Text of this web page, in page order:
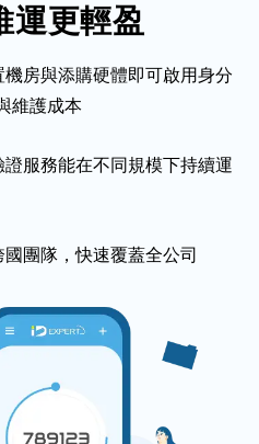
運更輕盈
房與添購硬體即可啟用身分
維護成本
服務能在不同規模下持續運
團隊，快速覆蓋全公司